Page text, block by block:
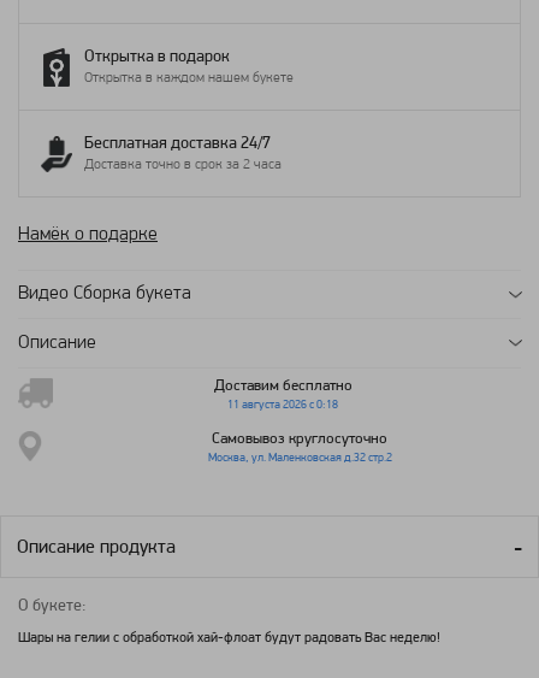
Открытка в подарок
Открытка в каждом нашем букете
Бесплатная доставка 24/7
Доставка точно в срок за 2 часа
Намёк о подарке
Видео Сборка букета
Описание
Доставим бесплатно
11 августа 2026 с 0:18
Самовывоз круглосуточно
Москва, ул. Маленковская д.32 стр.2
Описание продукта
О букете:
Шары на гелии с обработкой хай-флоат будут радовать Вас неделю!